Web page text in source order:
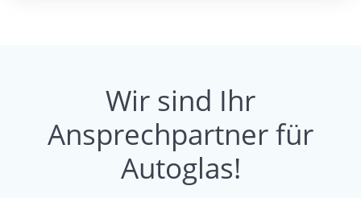
Wir sind Ihr
Ansprechpartner für
Autoglas!